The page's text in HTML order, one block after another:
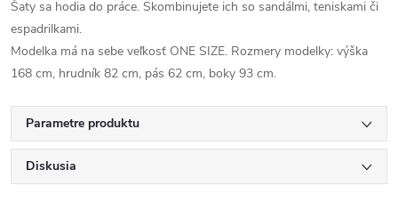
Šaty sa hodia do práce. Skombinujete ich so sandálmi, teniskami či
espadrilkami.
Modelka má na sebe veľkosť ONE SIZE. Rozmery modelky: výška
168 cm, hrudník 82 cm, pás 62 cm, boky 93 cm.
Parametre produktu
Diskusia